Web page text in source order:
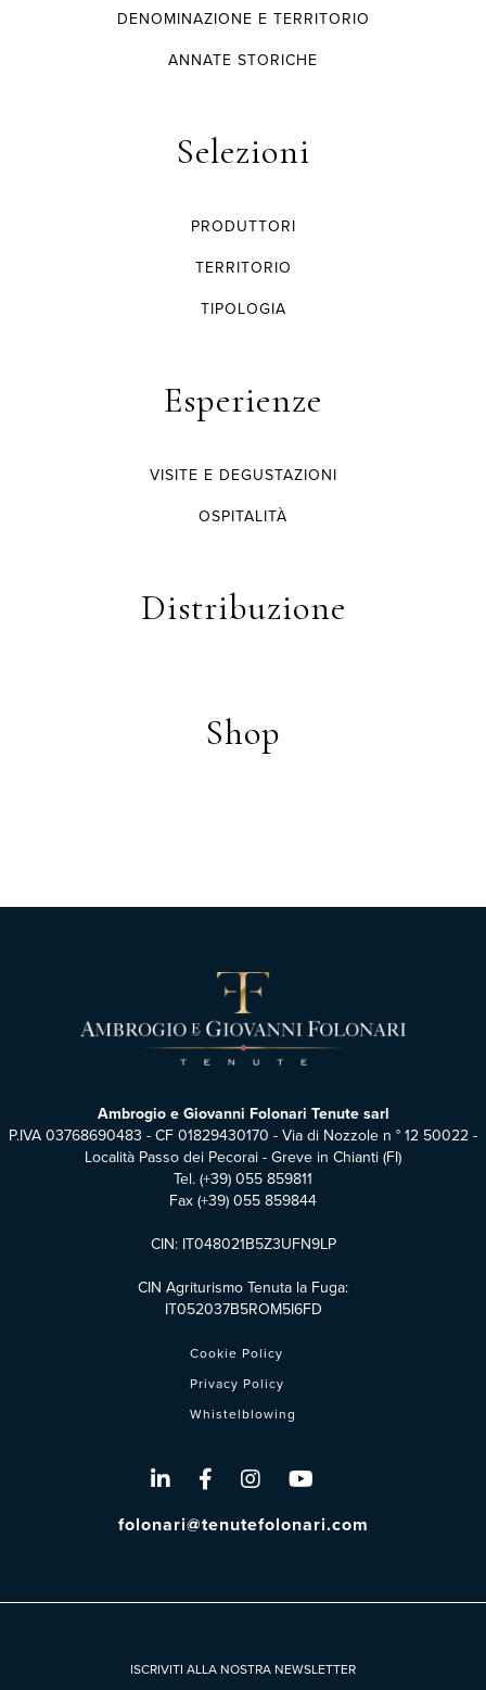
DENOMINAZIONE E TERRITORIO
ANNATE STORICHE
Selezioni
PRODUTTORI
TERRITORIO
TIPOLOGIA
Esperienze
VISITE E DEGUSTAZIONI
OSPITALITÀ
Distribuzione
Shop
Cookie Policy
Privacy Policy
Whistelblowing
Ambrogio e Giovanni Folonari Tenute sarl
P.IVA 03768690483 - CF 01829430170 - Via di Nozzole n ° 12 50022 -
Località Passo dei Pecorai - Greve in Chianti (FI)
Tel.(+39) 055 859811
Fax (+39) 055 859844
CIN: IT048021B5Z3UFN9LP
CIN Agriturismo Tenuta la Fuga:
IT052037B5ROM5I6FD
folonari@tenutefolonari.com
ISCRIVITI ALLA NOSTRA NEWSLETTER